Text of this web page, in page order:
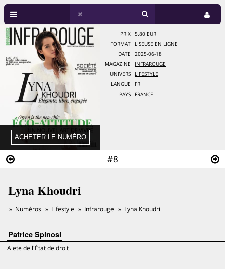
#8
PRIX
5.80 EUR
FORMAT
LISEUSE EN LIGNE
DATE
2025-06-18
MAGAZINE
INFRAROUGE
UNIVERS
LIFESTYLE
LANGUE
FR
PAYS
FRANCE
Lyna Khoudri
Numéros Lifestyle Infrarouge Lyna Khoudri
Patrice Spinosi
Alete de l'État de droit